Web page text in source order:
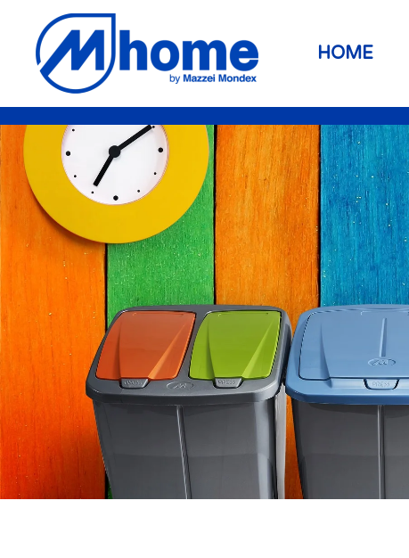
Skip to main content HOME